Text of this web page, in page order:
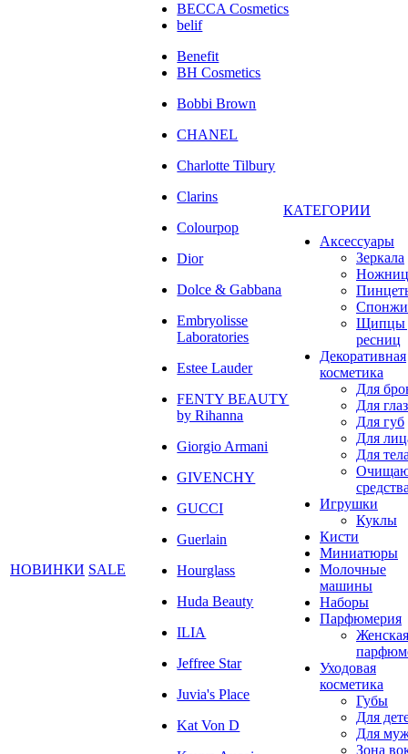
НОВИНКИ SALE
BECCA Cosmetics
belif
Benefit
BH Cosmetics
Bobbi Brown
CHANEL
Charlotte Tilbury
Clarins
Colourpop
Dior
Dolce & Gabbana
Embryolisse
Laboratories
Estee Lauder
FENTY BEAUTY
by Rihanna
Giorgio Armani
GIVENCHY
GUCCI
Guerlain
Hourglass
Huda Beauty
ILIA
Jeffree Star
Juvia's Place
Kat Von D
КАТЕГОРИИ
Аксессуары
Зеркала
Спонжи
Щипцы
ресниц
Декоративная
косметика
Для
Для глаз
Для губ
Для
Для
Игрушки
Куклы
Кисти
Миниатюры
Молочные
машины
Наборы
Парфюмерия
Женская
Уходовая
косметика
Губы
Для
Для
Зона